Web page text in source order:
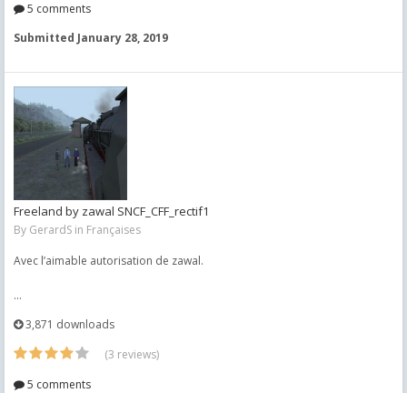
5 comments
Submitted January 28, 2019
Freeland by zawal SNCF_CFF_rectif1
By GerardS in Françaises
Avec l’aimable autorisation de zawal.
...
3,871 downloads
(3 reviews)
5 comments